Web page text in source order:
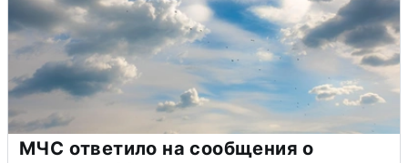
МЧС ответило на сообщения о